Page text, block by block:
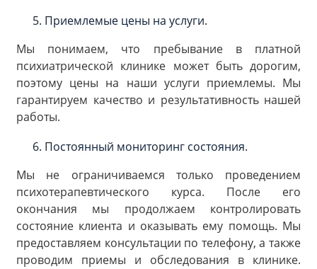
Приемлемые цены на услуги.
Мы понимаем, что пребывание в платной
психиатрической клинике может быть дорогим,
поэтому цены на наши услуги приемлемы. Мы
гарантируем качество и результативность нашей
работы.
Постоянный мониторинг состояния.
Мы не ограничиваемся только проведением
психотерапевтического курса. После его
окончания мы продолжаем контролировать
состояние клиента и оказывать ему помощь. Мы
предоставляем консультации по телефону, а также
проводим приемы и обследования в клинике.